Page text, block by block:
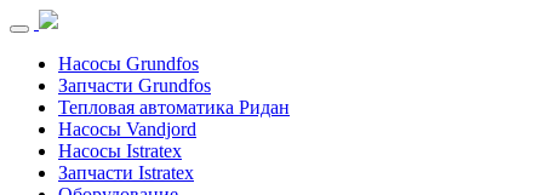
Насосы Grundfos
Запчасти Grundfos
Тепловая автоматика Ридан
Насосы Vandjord
Насосы Istratex
Запчасти Istratex